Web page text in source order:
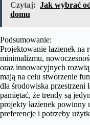
Czytaj: Jak wybrać
domu
Podsumowanie:
Projektowanie łazienek na
minimalizmu,
oraz innowacyjnych
mają na celu stworzenie
dla środowiska przestrzeni
pamiętać, że trendy są
projekty łazienek
preferencje i potrzeby